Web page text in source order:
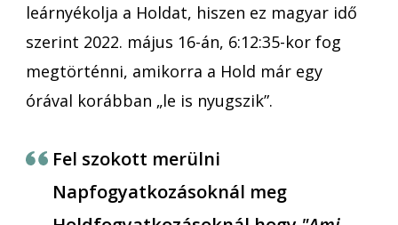
leárnyékolja a Holdat, hiszen ez magyar idő
szerint 2022. május 16-án, 6:12:35-kor fog
megtörténni, amikorra a Hold már egy
órával korábban „le is nyugszik”.
Fel szokott merülni
Napfogyatkozásoknál meg